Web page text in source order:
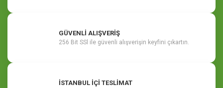
GÜVENLİ ALIŞVERİŞ
256 Bit SSl ile güvenli alışverişin keyfini çıkartın.
İSTANBUL İÇİ TESLİMAT